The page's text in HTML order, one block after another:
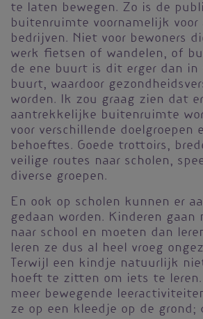
te laten bewegen. Zo is de
buitenruimte voornamelijk voor
bedrijven. Niet voor bewoners
werk fietsen of wandelen, of
de ene buurt is dit erger dan in
buurt, waardoor
worden. Ik zou graag zien dat
aantrekkelijke buitenruimte
voor verschillende doelgroepen
behoeftes. Goede trottoirs,
veilige routes naar scholen,
diverse groepen.
En ook op scholen kunnen er
gedaan worden. Kinderen gaan
naar school en moeten dan
leren ze dus al heel vroeg
Terwijl een kindje natuurlijk
hoeft te zitten om iets te leren.
meer bewegende
ze op een kleedje op de grond;